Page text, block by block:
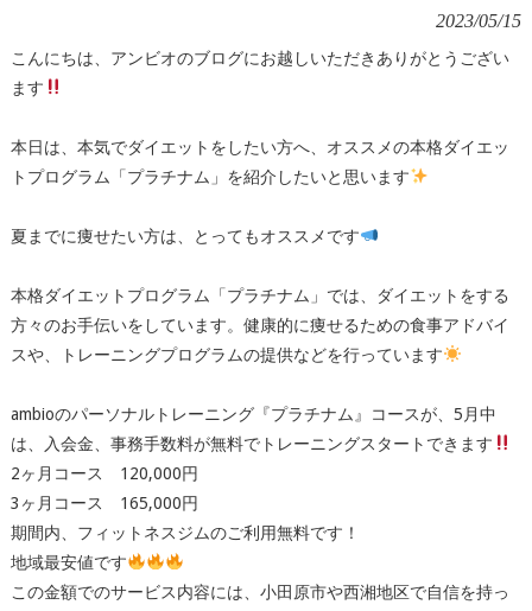
2023/05/15
こんにちは、アンビオのブログにお越しいただきありがとうござい
ます
本日は、本気でダイエットをしたい方へ、オススメの本格ダイエッ
トプログラム「プラチナム」を紹介したいと思います
夏までに痩せたい方は、とってもオススメです
本格ダイエットプログラム「プラチナム」では、ダイエットをする
方々のお手伝いをしています。健康的に痩せるための食事アドバイ
スや、トレーニングプログラムの提供などを行っています
ambioのパーソナルトレーニング『プラチナム』コースが、5月中
は、入会金、事務手数料が無料でトレーニングスタートできます
2ヶ月コース 120,000円
3ヶ月コース 165,000円
期間内、フィットネスジムのご利用無料です！
地域最安値です
この金額でのサービス内容には、小田原市や西湘地区で自信を持っ